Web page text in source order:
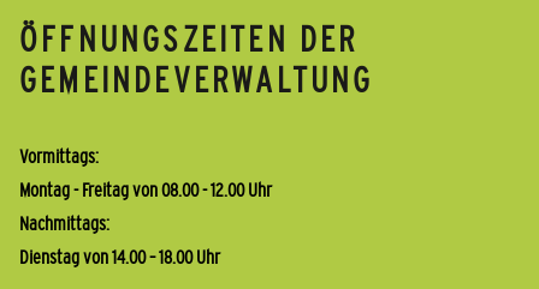
ÖFFNUNGSZEITEN DER
GEMEINDEVERWALTUNG
Vormittags:
Montag - Freitag von 08.00 - 12.00 Uhr
Nachmittags:
Dienstag von 14.00 – 18.00 Uhr